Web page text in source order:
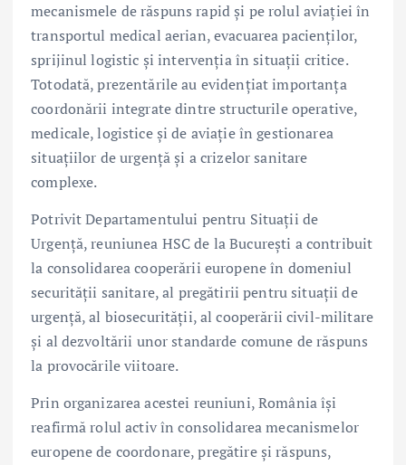
mecanismele de răspuns rapid și pe rolul aviației în
transportul medical aerian, evacuarea pacienților,
sprijinul logistic și intervenția în situații critice.
Totodată, prezentările au evidențiat importanța
coordonării integrate dintre structurile operative,
medicale, logistice și de aviație în gestionarea
situațiilor de urgență și a crizelor sanitare
complexe.
Potrivit Departamentului pentru Situații de
Urgență, reuniunea HSC de la București a contribuit
la consolidarea cooperării europene în domeniul
securității sanitare, al pregătirii pentru situații de
urgență, al biosecurității, al cooperării civil-militare
și al dezvoltării unor standarde comune de răspuns
la provocările viitoare.
Prin organizarea acestei reuniuni, România își
reafirmă rolul activ în consolidarea mecanismelor
europene de coordonare, pregătire și răspuns,